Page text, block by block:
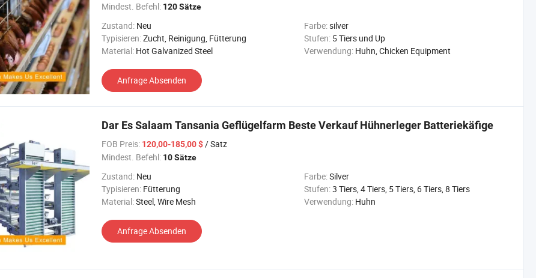
Mindest. Befehl: 120 Sätze
Zustand: Neu Farbe:silver
Typisieren:Zucht, Reinigung, Fütterung Stufen: 5 Tiers und Up
Material: Hot Galvanized Steel Verwendung: Huhn, Chicken Equipment
Anfrage Absenden
Dar Es Salaam Tansania Geflügelfarm Beste Verkauf Hühnerleger Batteriekäfige
FOB Preis: 120,00-185,00 $/ Satz
Mindest. Befehl: 10 Sätze
Zustand: Neu Farbe:Silver
Typisieren: Fütterung Stufen:3 Tiers, 4 Tiers, 5 Tiers, 6 Tiers, 8 Tiers
Material:Steel, Wire Mesh Verwendung: Huhn
Anfrage Absenden